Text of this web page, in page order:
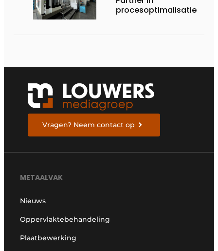
procesoptimalisatie
Vragen? Neem contact op
METAALVAK
Nieuws
Oppervlaktebehandeling
Plaatbewerking